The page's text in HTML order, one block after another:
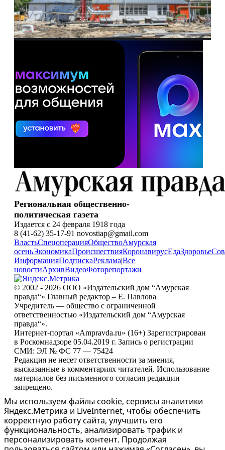
Региональная общественно-
политическая газета
Издается с 24 февраля 1918 года
8 (41-62) 35-17-91 novostiap@gmail.com
ВластьСпецоперацияОбществоАмурская
осеньЭкономикаПроисшествияКоронавирусЕдаЗдоровье
ИнформацияПодпискаРеклама|Все
новостиАрхивВидеоФоторепортажи
© 2002 - 2026 ООО «Издательский дом “Амурская
правда“» Главный редактор – Е. Павлова
Учредитель — общество с ограниченной
ответственностью «Издательский дом “Амурская
правда“».
Интернет-портал «Ampravda.ru» (16+) Зарегистрирован
в Роскомнадзоре 05.04.2019 г. Запись о регистрации
СМИ: ЭЛ № ФС 77 — 75424
Редакция не несет ответственности за мнения,
высказанные в комментариях читателей. Использование
материалов без письменного согласия редакции
запрещено.
Мы используем файлы cookie, сервисы аналитики
Яндекс.Метрика и LiveInternet, чтобы обеспечить
корректную работу сайта, улучшить его
функциональность, анализировать трафик и
персонализировать контент. Продолжая